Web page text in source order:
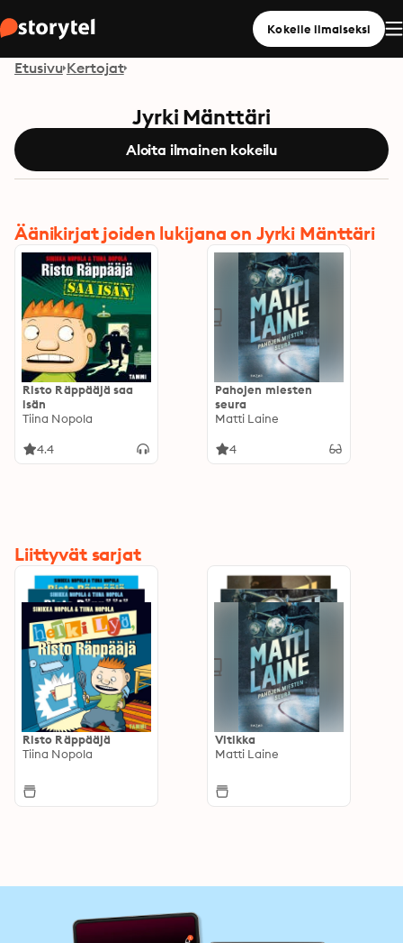
Kokeile ilmaiseksi
Etusivu Kertojat
Jyrki Mänttäri
Aloita ilmainen kokeilu
Äänikirjat joiden lukijana on Jyrki Mänttäri
Risto Räppääjä saa
isän
Tiina Nopola
4.4
Pahojen miesten
seura
Matti Laine
4
Liittyvät sarjat
Risto Räppääjä
Tiina Nopola
Vitikka
Matti Laine